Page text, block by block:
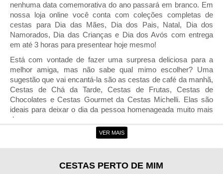
nenhuma data comemorativa do ano passará em branco. Em
nossa loja online você conta com coleções completas de
cestas para Dia das Mães, Dia dos Pais, Natal, Dia dos
Namorados, Dia das Crianças e Dia dos Avós com entrega
em até 3 horas para presentear hoje mesmo!
Está com vontade de fazer uma surpresa deliciosa para a
melhor amiga, mas não sabe qual mimo escolher? Uma
sugestão que vai encantá-la são as cestas de café da manhã,
Cestas de Chá da Tarde, Cestas de Frutas, Cestas de
Chocolates e Cestas Gourmet da Cestas Michelli. Elas são
ideais para deixar o dia da pessoa homenageada muito mais
doce.
Entrega de Cestas em Vacaria
possa presentear aquela pessoa querida a qualquer hora do
VER MAIS
CESTAS PERTO DE MIM